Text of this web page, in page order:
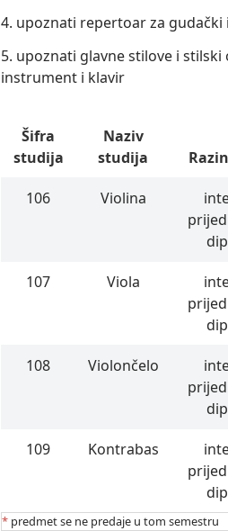
4. upoznati repertoar za
5. upoznati glavne stilove i
instrument i klavir
Šifra
studija
Naziv
studija
106 Violina
107 Viola
108 Violončelo
109 Kontrabas
* predmet se ne predaje u tom semestru